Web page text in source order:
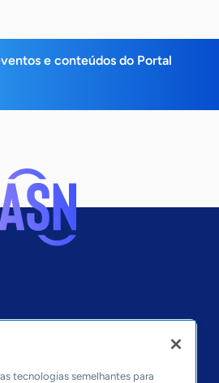
e conteúdos do Portal
tecnologias semelhantes para